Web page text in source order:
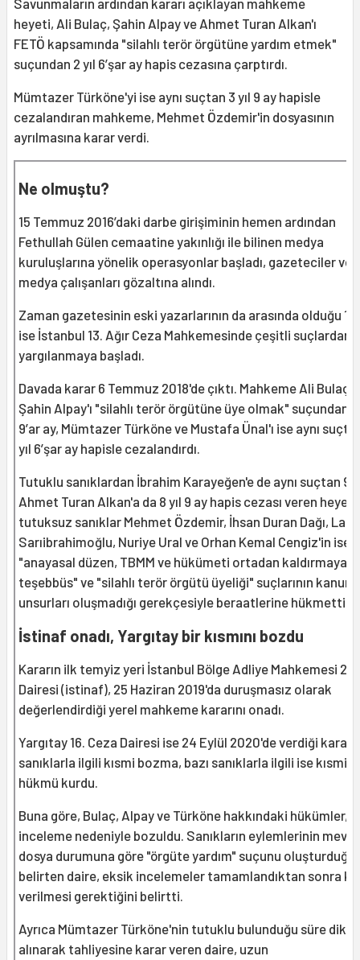
Savunmaların ardından kararı açıklayan mahkeme
heyeti, Ali Bulaç, Şahin Alpay ve Ahmet Turan Alkan'ı
FETÖ kapsamında "silahlı terör örgütüne yardım etmek"
suçundan 2 yıl 6’şar ay hapis cezasına çarptırdı.
Mümtazer Türköne'yi ise aynı suçtan 3 yıl 9 ay hapisle
cezalandıran mahkeme, Mehmet Özdemir'in dosyasının
ayrılmasına karar verdi.
Ne olmuştu?
15 Temmuz 2016’daki darbe girişiminin hemen ardından
Fethullah Gülen cemaatine yakınlığı ile bilinen medya
kuruluşlarına yönelik operasyonlar başladı, gazeteciler ve
medya çalışanları gözaltına alındı.
Zaman gazetesinin eski yazarlarının da arasında olduğu 11
ise İstanbul 13. Ağır Ceza Mahkemesinde çeşitli suçlardan
yargılanmaya başladı.
Davada karar 6 Temmuz 2018'de çıktı. Mahkeme Ali Bulaç
Şahin Alpay'ı "silahlı terör örgütüne üye olmak" suçundan 8
9’ar ay, Mümtazer Türköne ve Mustafa Ünal'ı ise aynı
yıl 6’şar ay hapisle cezalandırdı.
Tutuklu sanıklardan İbrahim Karayeğen'e de aynı suçtan 9
Ahmet Turan Alkan'a da 8 yıl 9 ay hapis cezası veren heyet,
tutuksuz sanıklar Mehmet Özdemir, İhsan Duran Dağı,
Sarıibrahimoğlu, Nuriye Ural ve Orhan Kemal Cengiz'in ise
"anayasal düzen, TBMM ve hükümeti ortadan kaldırmaya
teşebbüs" ve "silahlı terör örgütü üyeliği" suçlarının kanuni
unsurları oluşmadığı gerekçesiyle beraatlerine hükmetti.
İstinaf onadı, Yargıtay bir kısmını bozdu
Kararın ilk temyiz yeri İstanbul Bölge Adliye Mahkemesi 2.
Dairesi (istinaf), 25 Haziran 2019'da duruşmasız olarak
değerlendirdiği yerel mahkeme kararını onadı.
Yargıtay 16. Ceza Dairesi ise 24 Eylül 2020'de verdiği
sanıklarla ilgili kısmi bozma, bazı sanıklarla ilgili ise kısmi
hükmü kurdu.
Buna göre, Bulaç, Alpay ve Türköne hakkındaki hükümler,
inceleme nedeniyle bozuldu. Sanıkların eylemlerinin
dosya durumuna göre "örgüte yardım" suçunu
belirten daire, eksik incelemeler tamamlandıktan sonra
verilmesi gerektiğini belirtti.
Ayrıca Mümtazer Türköne'nin tutuklu bulunduğu süre
alınarak tahliyesine karar veren daire, uzun